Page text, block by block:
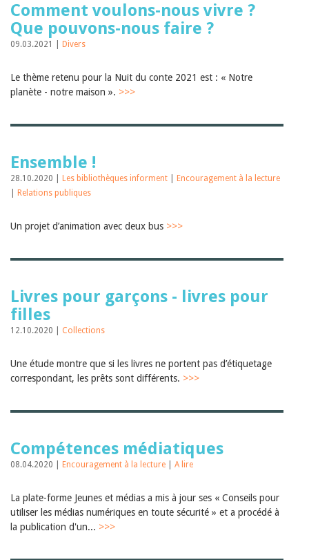
Comment voulons-nous vivre ?
Que pouvons-nous faire ?
09.03.2021 | Divers
Le thème retenu pour la Nuit du conte 2021 est : « Notre
planète - notre maison ». >>>
Ensemble !
28.10.2020 | Les bibliothèques informent
Encouragement à la lecture
Relations publiques
Un projet d’animation avec deux bus >>>
Livres pour garçons - livres pour
filles
12.10.2020 | Collections
Une étude montre que si les livres ne portent pas d’étiquetage
correspondant, les prêts sont différents. >>>
Compétences médiatiques
08.04.2020 | Encouragement à la lecture A lire
La plate-forme Jeunes et médias a mis à jour ses « Conseils pour
utiliser les médias numériques en toute sécurité » et a procédé à
la publication d'un... >>>